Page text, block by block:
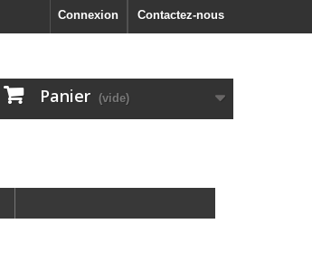
Contactez-nous
Connexion
Panier (vide)